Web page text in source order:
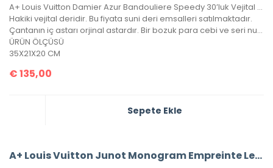
A+ Louis Vuitton Damier Azur Bandouliere Speedy 30’luk Vejital Deri
Hakiki vejital deridir. Bu fiyata suni deri emsalleri satılmaktadır.
Çantanın iç astarı orjinal astardır. Bir bozuk para cebi ve seri numarası mevcuttur.
ÜRÜN ÖLÇÜSÜ
35X21X20 CM
€135,00
Sepete Ekle
A+ Louis Vuitton Junot Monogram Empreinte Leather